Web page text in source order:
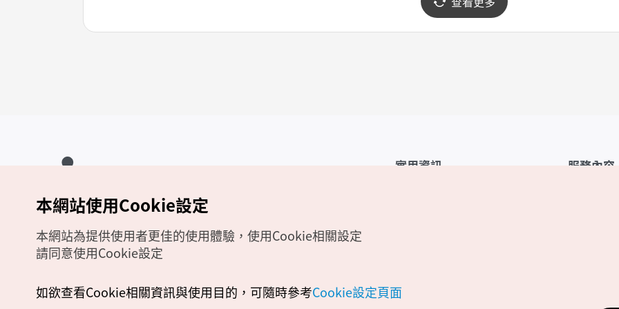
實用資訊 服務內容
位置資訊
Copyrights (c) 韓國觀光公社版權所有
如有相關疑問或建議，歡迎來信至官方信箱
本網站使用Cookie設定
本網站為提供使用者更佳的使用體驗，使用Cookie相關設定
請同意使用Cookie設定
如欲查看Cookie相關資訊與使用目的，可隨時參考Cookie設定頁面